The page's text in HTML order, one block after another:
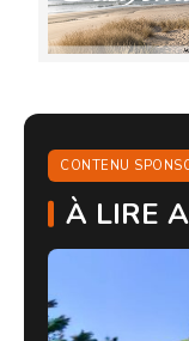
CONTENU
À LIRE